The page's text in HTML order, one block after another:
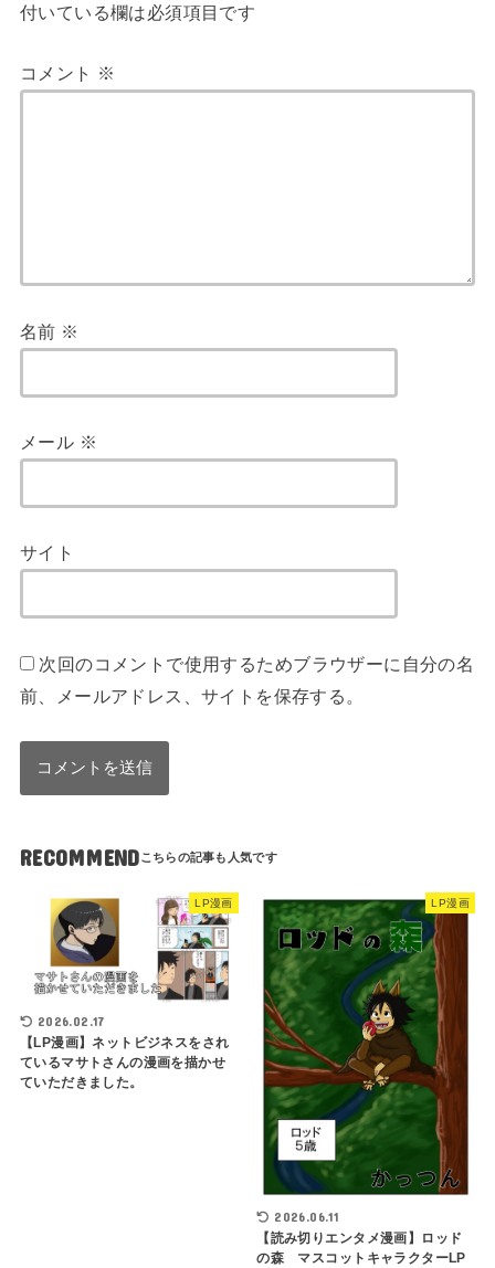
付いている欄は必須項目です
コメント ※
名前 ※
メール ※
サイト
次回のコメントで使用するためブラウザーに自分の名
前、メールアドレス、サイトを保存する。
RECOMMEND
LP漫画
2026.02.17
【LP漫画】ネットビジネスをされ
ているマサトさんの漫画を描かせ
ていただきました。
LP漫画
2026.06.11
【読み切りエンタメ漫画】ロッド
の森 マスコットキャラクターLP